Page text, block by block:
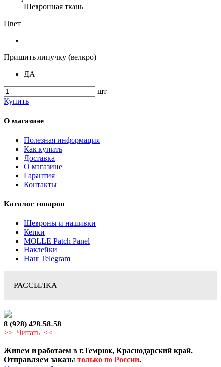
Шевронная ткань
Цвет
Пришить липучку (велкро)
ДА
шт
Купить
О магазине
Полезная информация
Как купить
Доставка
О магазине
Гарантия
Контакты
Каталог товаров
Шевроны и нашивки
Кепки
MOLLE Patch Panel
Наклейки
Наш Telegram
РАССЫЛКА
8 (928) 428-58-58
>> Читать <<
Живем и работаем в г.Темрюк, Краснодарский край.
Отправляем заказы только по России.